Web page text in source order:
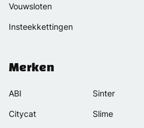
Vouwsloten
Insteekkettingen
Merken
ABI
Citycat
Sinter
Slime